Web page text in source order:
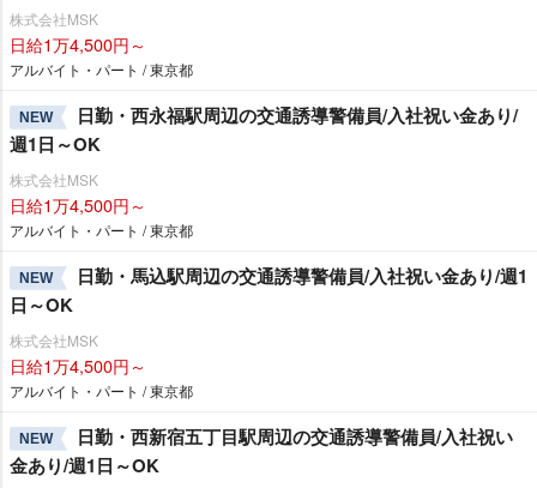
株式会社MSK
日給1万4,500円～
アルバイト・パート / 東京都
NEW
日勤・西永福駅周辺の交通誘導警備員/入社祝い金あり/
週1日～OK
株式会社MSK
日給1万4,500円～
アルバイト・パート / 東京都
NEW
日勤・馬込駅周辺の交通誘導警備員/入社祝い金あり/週1
日～OK
株式会社MSK
日給1万4,500円～
アルバイト・パート / 東京都
NEW
日勤・西新宿五丁目駅周辺の交通誘導警備員/入社祝い
金あり/週1日～OK